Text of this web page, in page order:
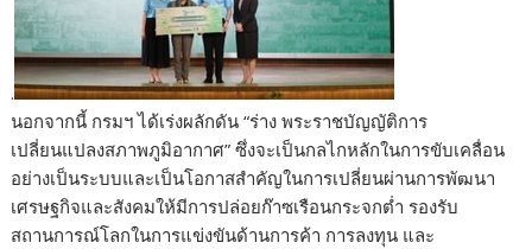
.
นอกจากนี้ กรมฯ ได้เร่งผลักดัน “ร่าง พระราชบัญญัติการ
เปลี่ยนแปลงสภาพภูมิอากาศ” ซึ่งจะเป็นกลไกหลักในการขับเคลื่อน
อย่างเป็นระบบและเป็นโอกาสสำคัญในการเปลี่ยนผ่านการพัฒนา
เศรษฐกิจและสังคมให้มีการปล่อยก๊าซเรือนกระจกต่ำ รองรับ
สถานการณ์โลกในการแข่งขันด้านการค้า การลงทุน และ